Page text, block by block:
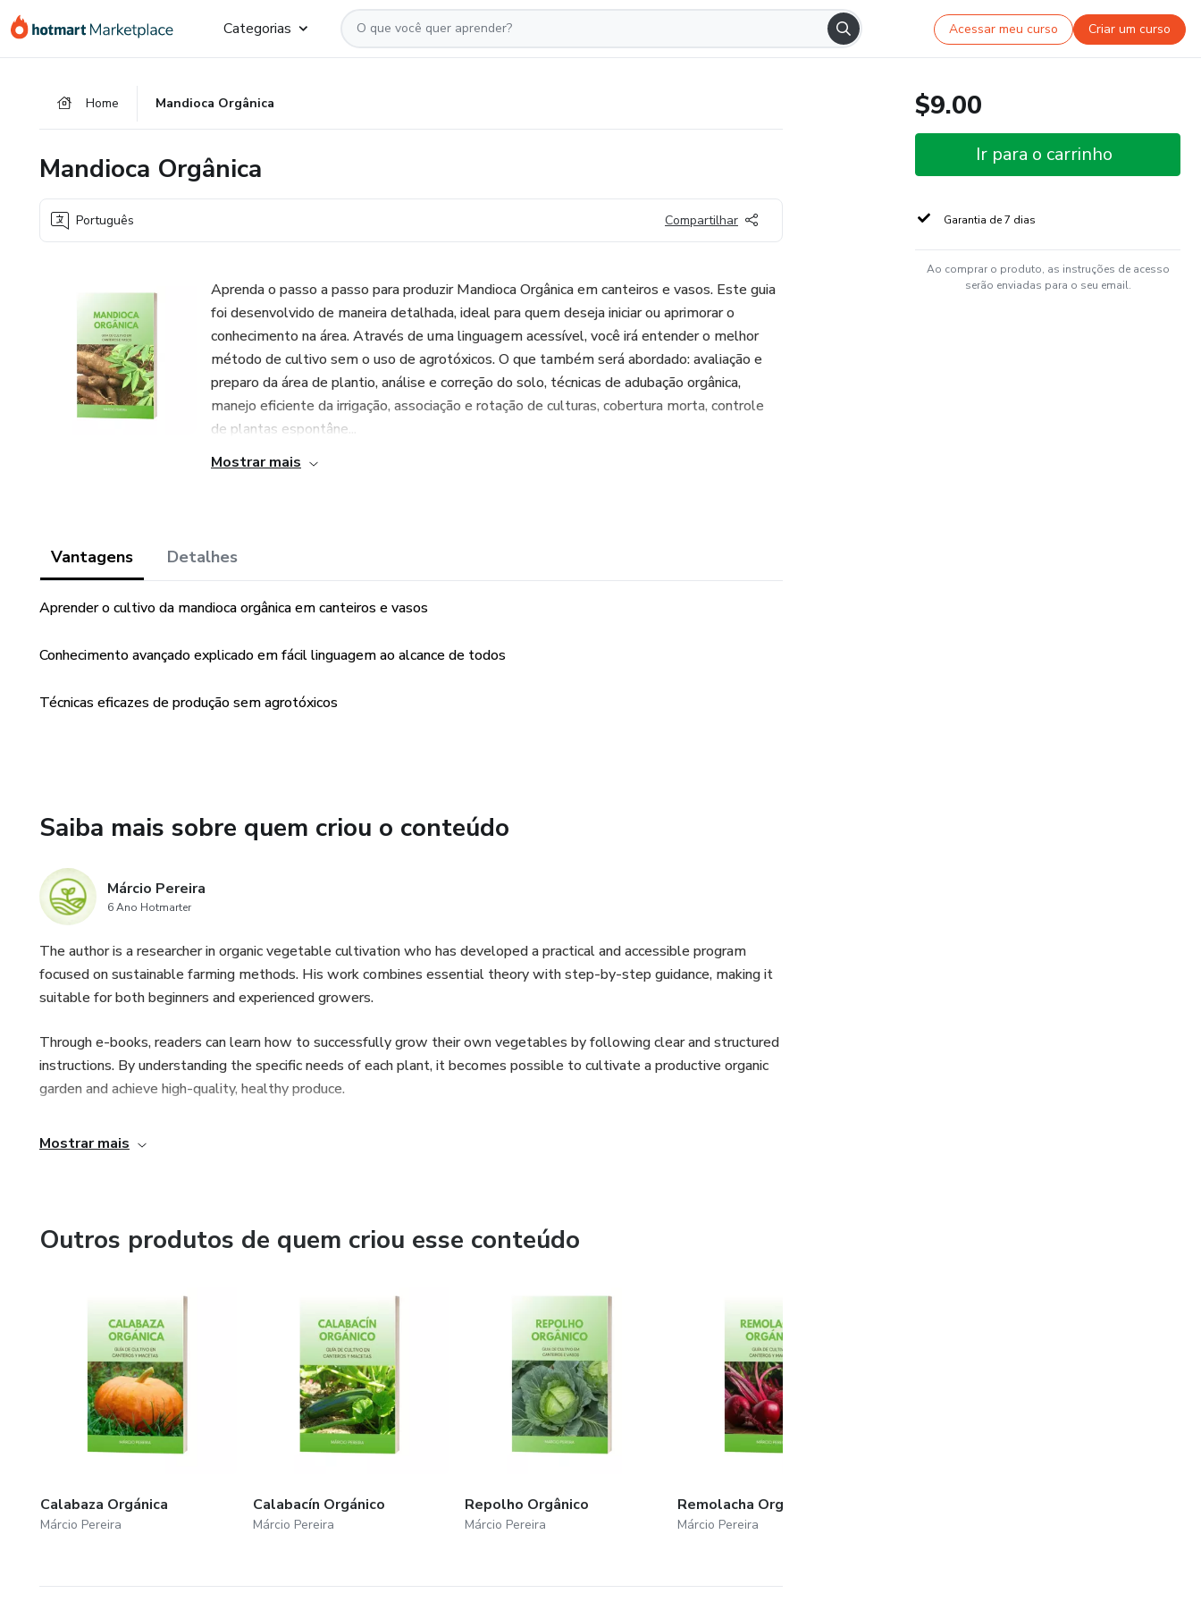
para
para
para
Categorias Acessar meu curso Criar um curso
Home Mandioca Orgânica
Mandioca Orgânica
Português Compartilhar
Aprenda o passo a passo para produzir Mandioca Orgânica em canteiros e vasos. Este guia
foi desenvolvido de maneira detalhada, ideal para quem deseja iniciar ou aprimorar o
conhecimento na área. Através de uma linguagem acessível, você irá entender o melhor
método de cultivo sem o uso de agrotóxicos. O que também será abordado: avaliação e
preparo da área de plantio, análise e correção do solo, técnicas de adubação orgânica,
manejo eficiente da irrigação, associação e rotação de culturas, cobertura morta, controle
de plantas espontâne...
Mostrar mais
Vantagens Detalhes
Aprender o cultivo da mandioca orgânica em canteiros e vasos
Conhecimento avançado explicado em fácil linguagem ao alcance de todos
Técnicas eficazes de produção sem agrotóxicos
Saiba mais sobre quem criou o conteúdo
Márcio Pereira
6 Ano Hotmarter
The author is a researcher in organic vegetable cultivation who has developed a practical and accessible program
focused on sustainable farming methods. His work combines essential theory with step-by-step guidance, making it
suitable for both beginners and experienced growers.
Through e-books, readers can learn how to successfully grow their own vegetables by following clear and structured
instructions. By understanding the specific needs of each plant, it becomes possible to cultivate a productive organic
garden and achieve high-quality, healthy produce.
Mostrar mais
Outros produtos de quem criou esse conteúdo
Calabaza Orgánica
Márcio Pereira
Calabacín Orgánico
Márcio Pereira
Repolho Orgânico
Márcio Pereira
Remolacha Orgánica
Márcio Pereira
$9.00
Ir para o carrinho
Garantia de 7 dias
Ao comprar o produto, as instruções de acesso
serão enviadas para o seu email.